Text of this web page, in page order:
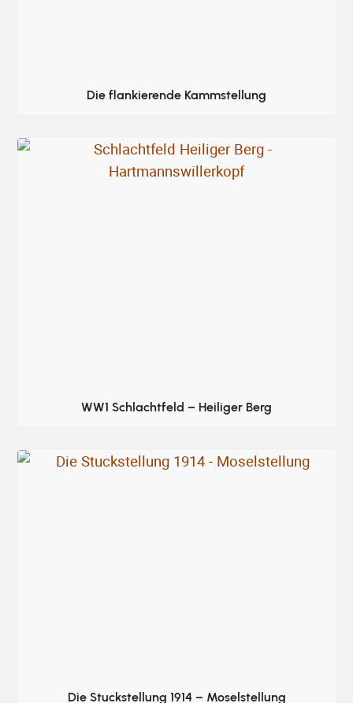
Die flankierende Kammstellung
WW1 Schlachtfeld – Heiliger Berg
Die Stuckstellung 1914 – Moselstellung